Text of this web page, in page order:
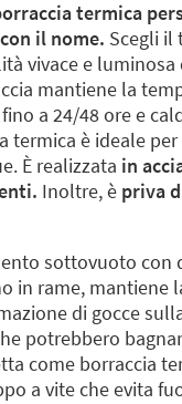
termica
il nome. Scegli il
vivace e
mantiene la
a 24/48 ore e
termica è ideale
È realizzata in
Inoltre, è priva
sottovuoto con
in rame, mantiene
di gocce
potrebbero
come borraccia
a vite che evita